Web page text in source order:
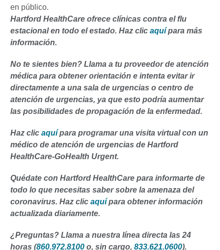
en público.
Hartford HealthCare ofrece clínicas contra el flu
estacional en todo el estado. Haz clic aquípara más
información.
No te sientes bien? Llama a tu proveedor de atención
médica para obtener orientación e intenta evitar ir
directamente a una sala de urgencias o centro de
atención de urgencias, ya que esto podría aumentar
las posibilidades de propagación de la enfermedad.
Haz clic aquí para programar una visita virtual con un
médico de atención de urgencias de Hartford
HealthCare-GoHealth Urgent.
Quédate con Hartford HealthCare para informarte de
todo lo que necesitas saber sobre la amenaza del
coronavirus. Haz clic aquípara obtener información
actualizada diariamente.
¿Preguntas? Llama a nuestra línea directa las 24
horas (860.972.8100 o, sin cargo, 833.621.0600).